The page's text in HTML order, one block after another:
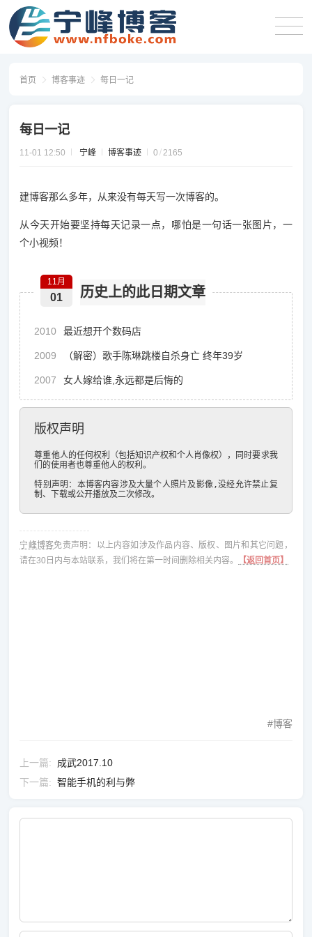
首页 博客事迹 每日一记
每日一记
11-01 12:50 宁峰 博客事迹 0 2165
建博客那么多年，从来没有每天写一次博客的。
从今天开始要坚持每天记录一点，哪怕是一句话一张图片，一
个小视频！
历史上的此日期文章
11月
01
2010 最近想开个数码店
2009 （解密）歌手陈琳跳楼自杀身亡 终年39岁
2007 女人嫁给谁,永远都是后悔的
版权声明
尊重他人的任何权利（包括知识产权和个人肖像权），同时要求我
们的使用者也尊重他人的权利。
特别声明：本博客内容涉及大量个人照片及影像,没经允许禁止复
制、下载或公开播放及二次修改。
宁峰博客免责声明：以上内容如涉及作品内容、版权、图片和其它问题，
请在30日内与本站联系，我们将在第一时间删除相关内容。
【返回首页】
博客
上一篇
成武2017.10
下一篇
智能手机的利与弊